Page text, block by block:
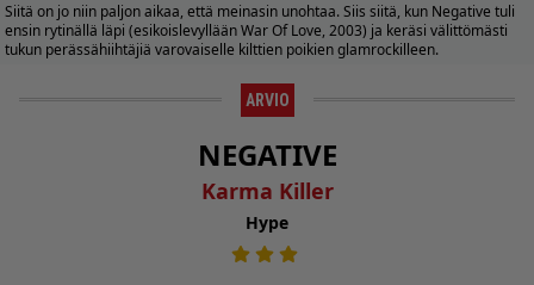
Siitä on jo niin paljon aikaa, että meinasin unohtaa. Siis siitä, kun Negative tuli
ensin rytinällä läpi (esikoislevyllään War Of Love, 2003) ja keräsi välittömästi
tukun perässähiihtäjiä varovaiselle kilttien poikien glamrockilleen.
ARVIO
NEGATIVE
Karma Killer
Hype